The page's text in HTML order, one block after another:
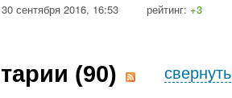
30 сентября 2016, 16:53 рейтинг: +3
(90) свернуть